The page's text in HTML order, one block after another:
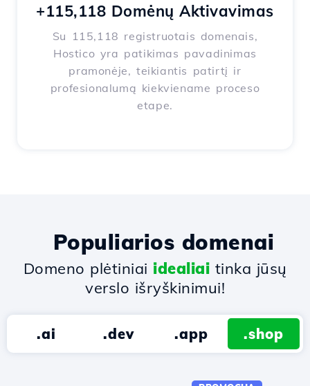
+115,118 Domėnų Aktivavimas
Su 115,118 registruotais domenais,
Hostico yra patikimas pavadinimas
pramonėje, teikiantis patirtį ir
profesionalumą kiekviename proceso
etape.
Populiarios domenai
Domeno plėtiniai idealiai tinka jūsų
verslo išryškinimui!
.ai .dev .app .shop